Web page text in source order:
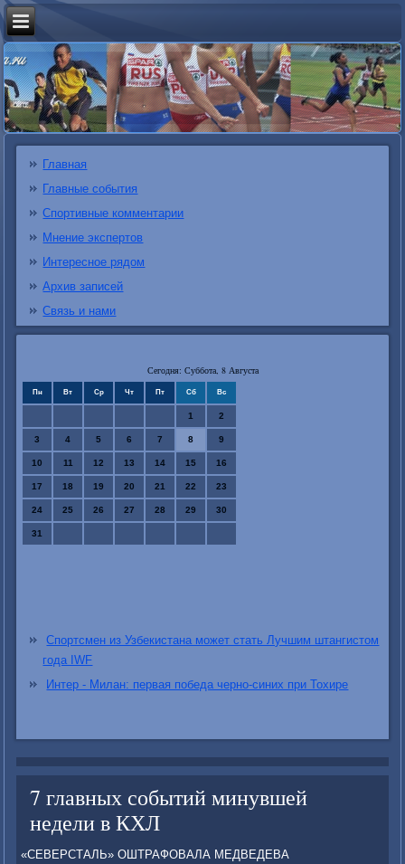
Главная
Главные события
Спортивные комментарии
Мнение экспертов
Интересное рядом
Архив записей
Связь и нами
Сегодня: Суббота, 8 Августа
Пн Вт Ср Чт Пт Сб Вс
1 2
3 4 5 6 7 8 9
10 11 12 13 14 15 16
17 18 19 20 21 22 23
24 25 26 27 28 29 30
31
Спортсмен из Узбекистана может стать Лучшим штангистом
года IWF
Интер - Милан: первая победа черно-синих при Тохире
7 главных событий минувшей
недели в КХЛ
«СЕВЕРСТАЛЬ» ОШТРАФОВАЛА МЕДВЕДЕВА